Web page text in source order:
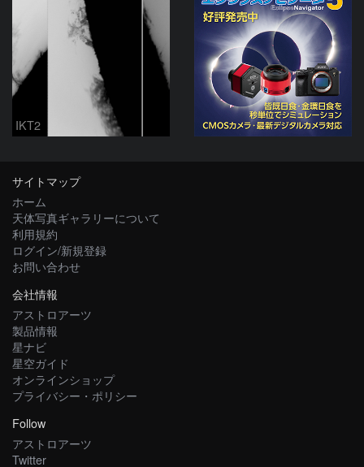
IKT2
サイトマップ
ホーム
天体写真ギャラリーについて
利用規約
ログイン/新規登録
お問い合わせ
会社情報
アストロアーツ
製品情報
星ナビ
星空ガイド
オンラインショップ
プライバシー・ポリシー
Follow
アストロアーツ
Twitter